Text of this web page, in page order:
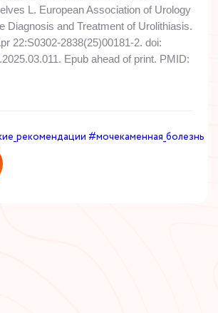
L. European Association of Urology
Diagnosis and Treatment of Urolithiasis.
22:S0302-2838(25)00181-2. doi:
Epub ahead of print. PMID:
#мочекаменная_болезнь